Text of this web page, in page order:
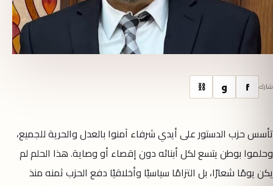
شارك f و ⛓
تأسس حزب الدستور على أيدي شرفاء آمنوا بالعدل والحرية للجميع،
وحلموا بوطن يتسع لكل أبنائه دون إقصاء أو وصاية. هذا الحلم لم
يكن يومًا شعارًا، بل التزامًا سياسيًا وأخلاقيًا دفع الحزب ثمنه منذ